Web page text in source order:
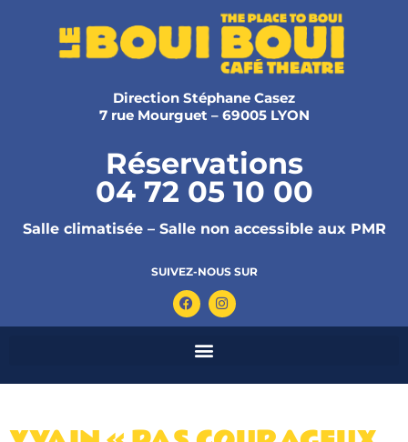
Direction Stéphane Casez
7 rue Mourguet – 69005 LYON
Réservations
04 72 05 10 00
Salle climatisée – Salle non accessible aux PMR
SUIVEZ-NOUS SUR